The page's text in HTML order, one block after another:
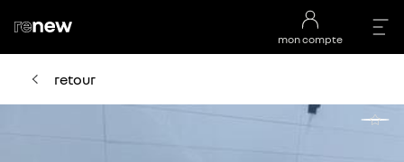
mon compte
retour